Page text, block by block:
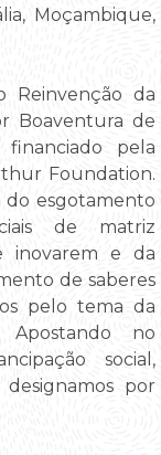
Moçambique,
Reinvenção da
Boaventura de
pela
Foundation.
do esgotamento
de matriz
inovarem e da
de saberes
pelo tema da
Apostando no
social,
por